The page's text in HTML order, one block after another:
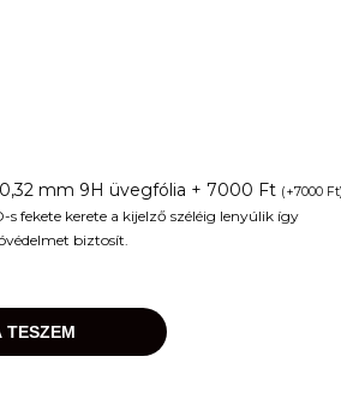
mm 9H üvegfólia + 7000 Ft (+7000 Ft
fekete kerete a kijelző széléig lenyúlik így
biztosít.
TESZEM